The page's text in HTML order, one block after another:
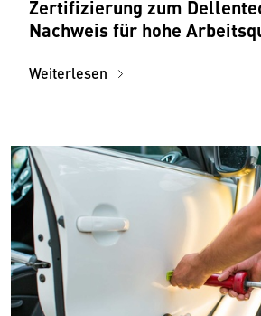
Zertifizierung zum
Nachweis für hohe
Weiterlesen